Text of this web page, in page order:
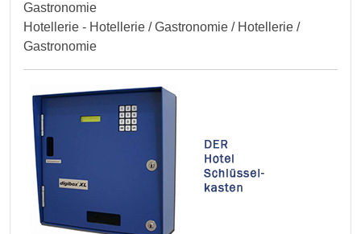
Gastronomie
Hotellerie - Hotellerie / Gastronomie / Hotellerie /
Gastronomie